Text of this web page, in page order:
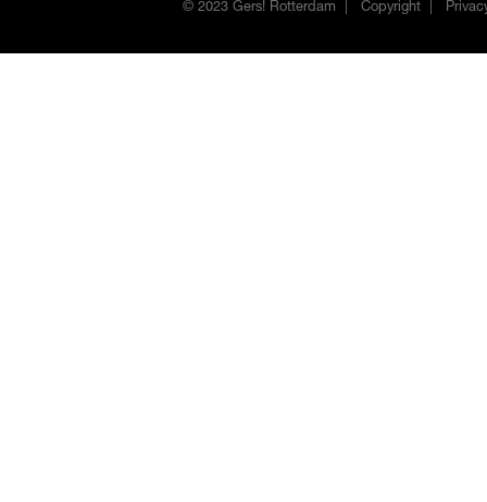
© 2023 Gers! Rotterdam Copyright